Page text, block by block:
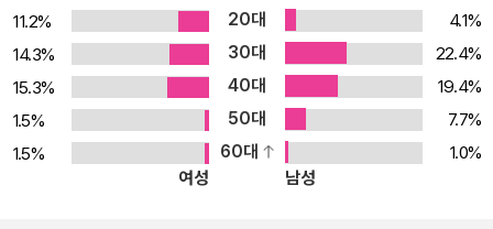
11.2%
20대
4.1%
14.3%
30대
22.4%
15.3%
40대
19.4%
1.5%
50대
7.7%
1.5%
60대
1.0%
여성
남성